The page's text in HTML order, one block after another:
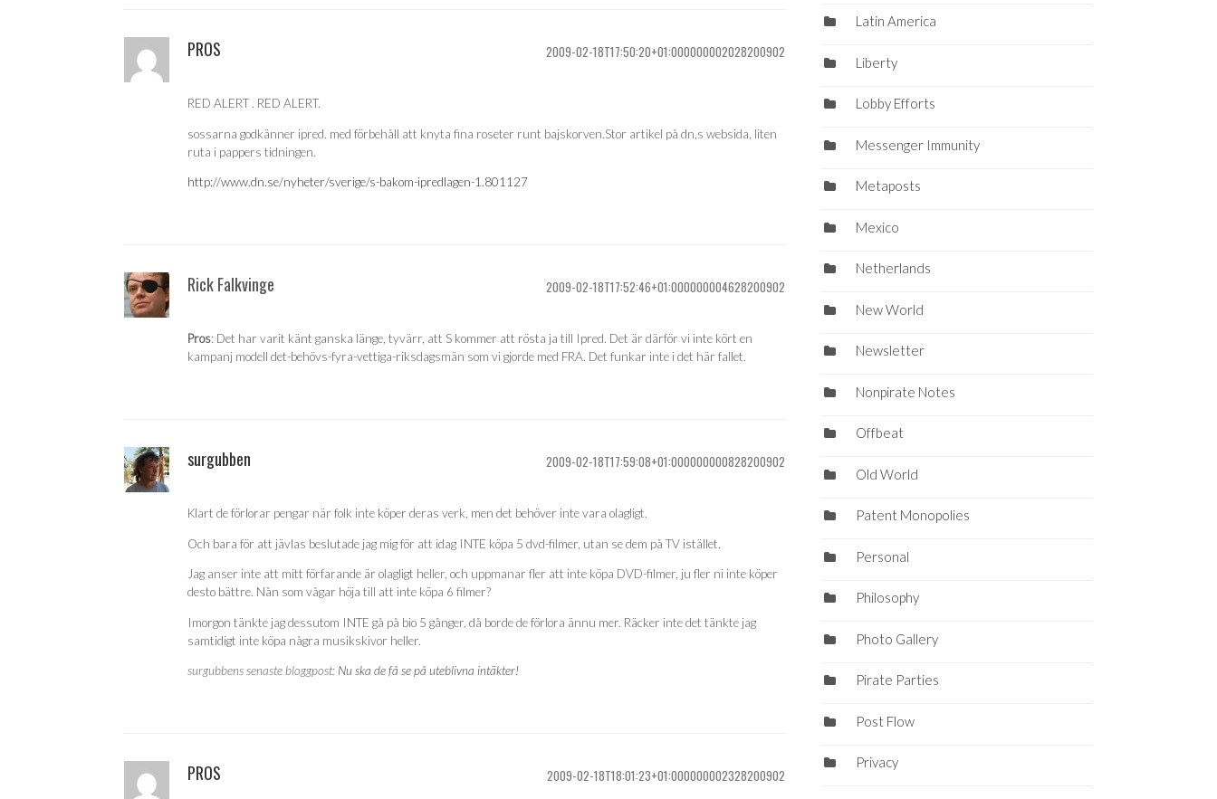
PROS 2009-02-18T17:50:20+01:000000002028200902
RED ALERT . RED ALERT.
sossarna godkänner ipred. med förbehåll att knyta fina roseter runt bajskorven.Stor artikel på dn,s websida, liten
ruta i pappers tidningen.
http://www.dn.se/nyheter/sverige/s-bakom-ipredlagen-1.801127
Rick Falkvinge 2009-02-18T17:52:46+01:000000004628200902
Pros: Det har varit känt ganska länge, tyvärr, att S kommer att rösta ja till Ipred. Det är därför vi inte kört en
kampanj modell det-behövs-fyra-vettiga-riksdagsmän som vi gjorde med FRA. Det funkar inte i det här fallet.
surgubben 2009-02-18T17:59:08+01:000000000828200902
Klart de förlorar pengar när folk inte köper deras verk, men det behöver inte vara olagligt.
Och bara för att jävlas beslutade jag mig för att idag INTE köpa 5 dvd-filmer, utan se dem på TV istället.
Jag anser inte att mitt förfarande är olagligt heller, och uppmanar fler att inte köpa DVD-filmer, ju fler ni inte köper
desto bättre. Nån som vågar höja till att inte köpa 6 filmer?
Imorgon tänkte jag dessutom INTE gå på bio 5 gånger, då borde de förlora ännu mer. Räcker inte det tänkte jag
samtidigt inte köpa några musikskivor heller.
surgubbens senaste bloggpost: Nu ska de få se på uteblivna intäkter!
PROS 2009-02-18T18:01:23+01:000000002328200902
Latin America
Liberty
Lobby Efforts
Messenger Immunity
Metaposts
Mexico
Netherlands
New World
Newsletter
Nonpirate Notes
Offbeat
Old World
Patent Monopolies
Personal
Philosophy
Photo Gallery
Pirate Parties
Post Flow
Privacy